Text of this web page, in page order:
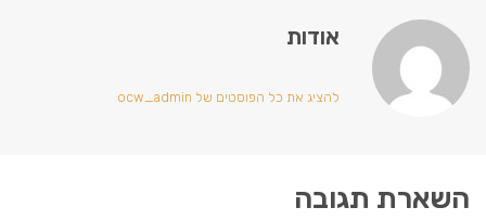
אודות
להציג את כל הפוסטים של ocw_admin
השארת תגובה